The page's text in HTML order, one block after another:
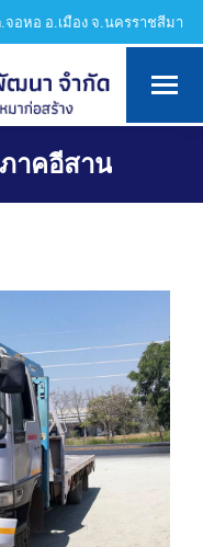
.จอหอ อ.เมือง จ.นครราชสีมา
าคอีสาน
here: